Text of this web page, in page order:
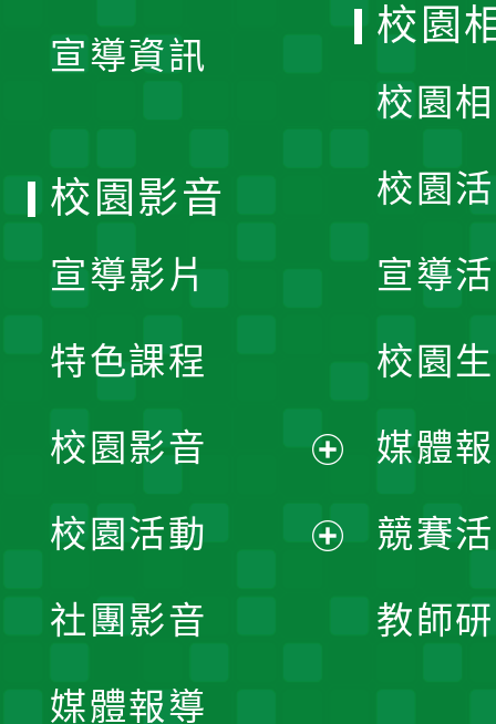
宣導資訊
校園
校園
校園
宣導
校園
媒體
競賽
教師
校園影音
宣導影片
特色課程
校園影音
開
校園活動
社團影音
媒體報導